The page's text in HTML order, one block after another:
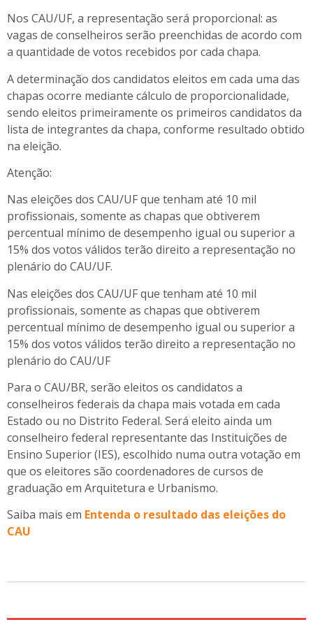
Nos CAU/UF, a representação será proporcional: as
vagas de conselheiros serão preenchidas de acordo com
a quantidade de votos recebidos por cada chapa.
A determinação dos candidatos eleitos em cada uma das
chapas ocorre mediante cálculo de proporcionalidade,
sendo eleitos primeiramente os primeiros candidatos da
lista de integrantes da chapa, conforme resultado obtido
na eleição.
Atenção:
Nas eleições dos CAU/UF que tenham até 10 mil
profissionais, somente as chapas que obtiverem
percentual mínimo de desempenho igual ou superior a
15% dos votos válidos terão direito a representação no
plenário do CAU/UF.
Nas eleições dos CAU/UF que tenham até 10 mil
profissionais, somente as chapas que obtiverem
percentual mínimo de desempenho igual ou superior a
15% dos votos válidos terão direito a representação no
plenário do CAU/UF
Para o CAU/BR, serão eleitos os candidatos a
conselheiros federais da chapa mais votada em cada
Estado ou no Distrito Federal. Será eleito ainda um
conselheiro federal representante das Instituições de
Ensino Superior (IES), escolhido numa outra votação em
que os eleitores são coordenadores de cursos de
graduação em Arquitetura e Urbanismo.
Saiba mais em Entenda o resultado das eleições do
CAU